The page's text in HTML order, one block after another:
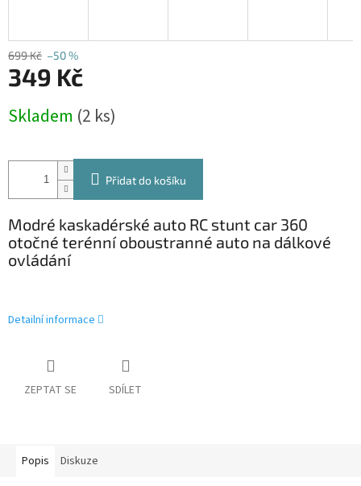
699 Kč –50 %
349 Kč
cena:
Skladem (2 ks)
Přidat do košíku
Modré kaskadérské auto RC stunt car 360
otočné terénní oboustranné auto na dálkové
ovládání
Detailní informace
ZEPTAT SE SDÍLET
Popis Diskuze